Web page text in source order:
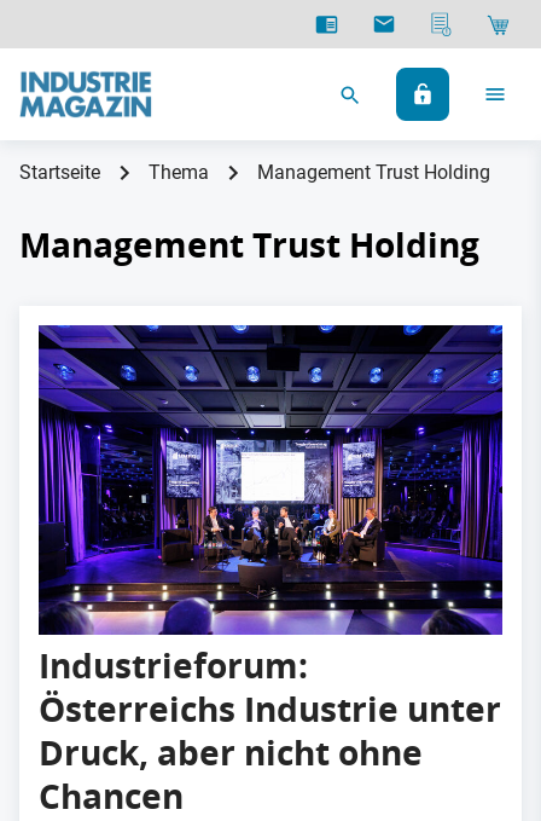
Startseite Thema Management Trust Holding
Management Trust Holding
Industrieforum:
Österreichs Industrie unter
Druck, aber nicht ohne
Chancen